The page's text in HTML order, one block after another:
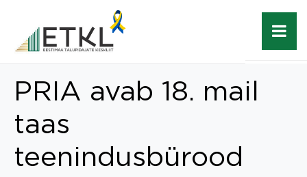
PRIA avab 18. mail
taas
teenindusbürood